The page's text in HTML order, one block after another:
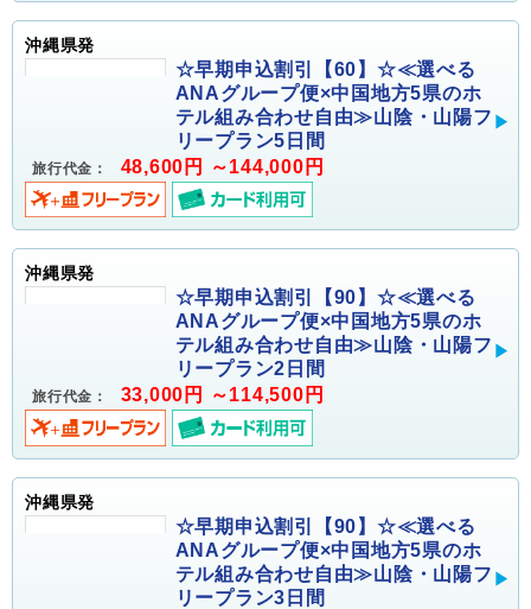
沖縄県発
☆早期申込割引【60】☆≪選べる
ANAグループ便×中国地方5県のホ
テル組み合わせ自由≫山陰・山陽フ
リープラン5日間
旅行代金： 48,600円 ～144,000円
沖縄県発
☆早期申込割引【90】☆≪選べる
ANAグループ便×中国地方5県のホ
テル組み合わせ自由≫山陰・山陽フ
リープラン2日間
旅行代金： 33,000円 ～114,500円
沖縄県発
☆早期申込割引【90】☆≪選べる
ANAグループ便×中国地方5県のホ
テル組み合わせ自由≫山陰・山陽フ
リープラン3日間